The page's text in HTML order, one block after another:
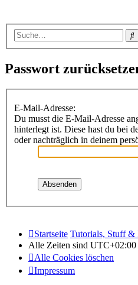
Passwort
E-Mail-Adresse:
Du musst die E-Mail-Adresse
hinterlegt ist. Diese hast du bei
oder nachträglich in deinem
Startseite Tutorials, Stuff &
Alle Zeiten sind UTC+02:00
Alle Cookies löschen
Impressum